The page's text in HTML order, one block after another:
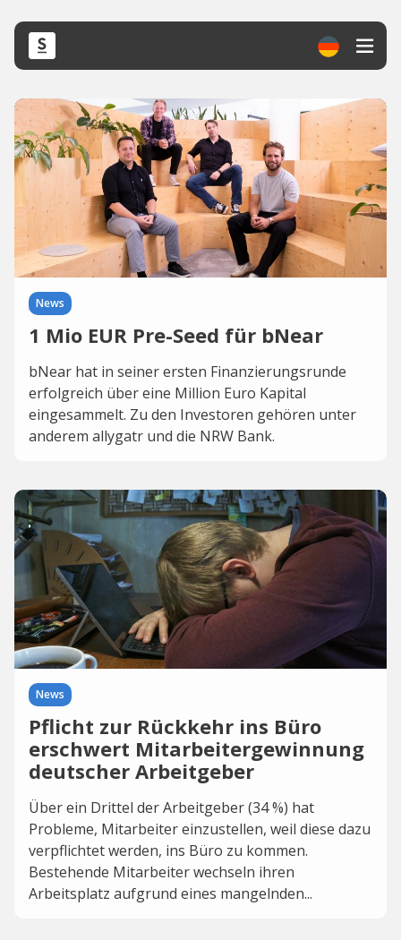
News
1 Mio EUR Pre-Seed für bNear
bNear hat in seiner ersten Finanzierungsrunde
erfolgreich über eine Million Euro Kapital
eingesammelt. Zu den Investoren gehören unter
anderem allygatr und die NRW Bank.
News
Pflicht zur Rückkehr ins Büro
erschwert Mitarbeitergewinnung
deutscher Arbeitgeber
Über ein Drittel der Arbeitgeber (34 %) hat
Probleme, Mitarbeiter einzustellen, weil diese dazu
verpflichtet werden, ins Büro zu kommen.
Bestehende Mitarbeiter wechseln ihren
Arbeitsplatz aufgrund eines mangelnden...